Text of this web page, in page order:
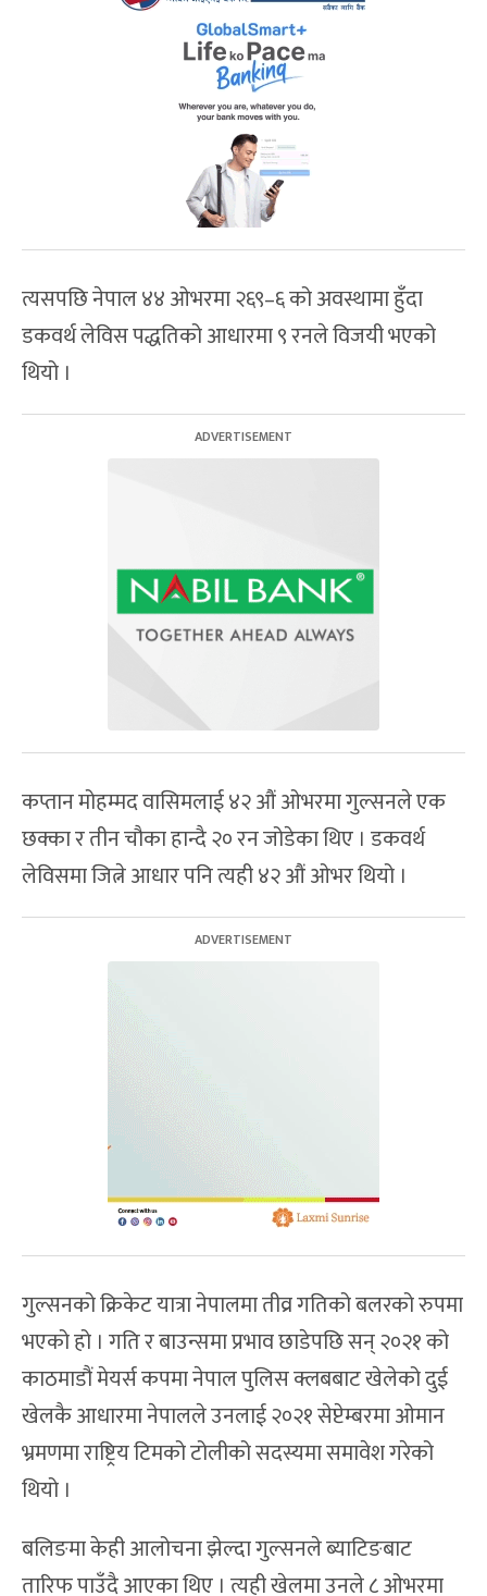
त्यसपछि नेपाल ४४ ओभरमा २६९–६ को अवस्थामा हुँदा
डकवर्थ लेविस पद्धतिको आधारमा ९ रनले विजयी भएको
थियो ।
कप्तान मोहम्मद वासिमलाई ४२ औं ओभरमा गुल्सनले एक
छक्का र तीन चौका हान्दै २० रन जोडेका थिए । डकवर्थ
लेविसमा जित्ने आधार पनि त्यही ४२ औं ओभर थियो ।
गुल्सनको क्रिकेट यात्रा नेपालमा तीव्र गतिको बलरको रुपमा
भएको हो । गति र बाउन्समा प्रभाव छाडेपछि सन् २०२१ को
काठमाडौं मेयर्स कपमा नेपाल पुलिस क्लबबाट खेलेको दुई
खेलकै आधारमा नेपालले उनलाई २०२१ सेप्टेम्बरमा ओमान
भ्रमणमा राष्ट्रिय टिमको टोलीको सदस्यमा समावेश गरेको
थियो ।
बलिङमा केही आलोचना झेल्दा गुल्सनले ब्याटिङबाट
तारिफ पाउँदै आएका थिए । त्यही खेलमा उनले ८ ओभरमा